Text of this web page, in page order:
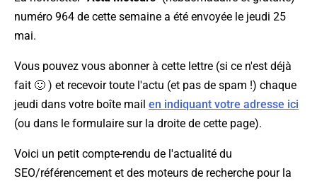
numéro 964 de cette semaine a été envoyée le jeudi 25
mai.
Vous pouvez vous abonner à cette lettre (si ce n'est déjà
fait 🙂 ) et recevoir toute l'actu (et pas de spam !) chaque
jeudi dans votre boîte mail en indiquant votre adresse ici
(ou dans le formulaire sur la droite de cette page).
Voici un petit compte-rendu de l'actualité du
SEO/référencement et des moteurs de recherche pour la